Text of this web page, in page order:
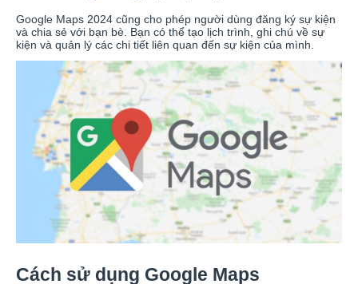
Google Maps 2024 cũng cho phép người dùng đăng ký sự kiện
và chia sẻ với bạn bè. Bạn có thể tạo lịch trình, ghi chú về sự
kiện và quản lý các chi tiết liên quan đến sự kiện của mình.
Cách sử dụng Google Maps